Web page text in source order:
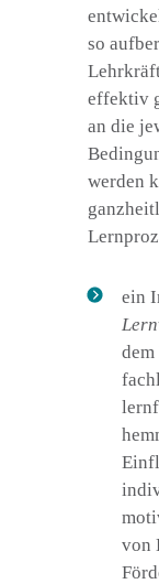
so
effektiv
an die
werden
ein
von